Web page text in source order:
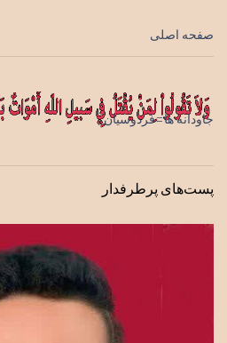
صفحه اصلی
جاودانه ها=فردوسیان
پست‌های پرطرفدار